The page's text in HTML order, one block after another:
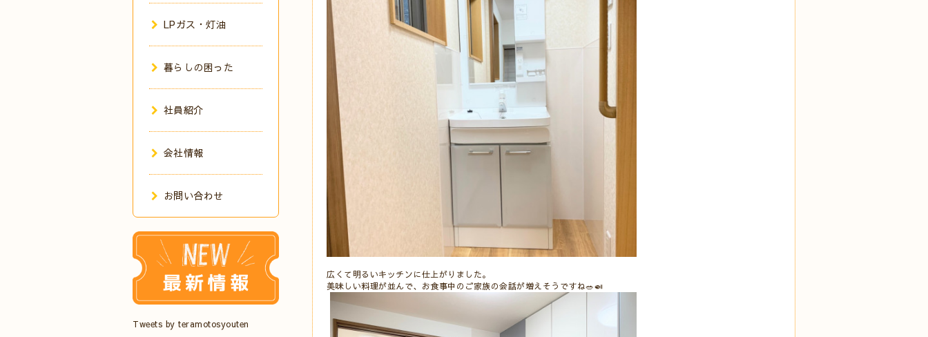
広くて明るいキッチンに仕上がりました。
美味しい料理が並んで、お食事中のご家族の会話が増えそうですね🥗🍛
LPガス・灯油
暮らしの困った
社員紹介
会社情報
お問い合わせ
Tweets by teramotosyouten